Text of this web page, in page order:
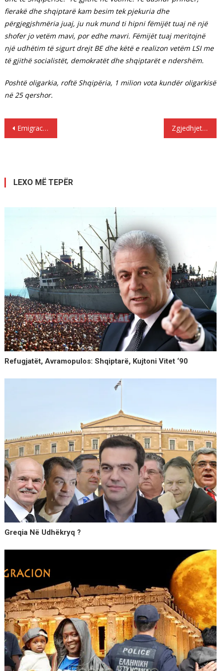
fierakë dhe shqiptarë kam besim tek pjekuria dhe
përgjegjshmëria juaj, ju nuk mund ti hipni fëmijët tuaj në një
shofer jo vetëm mavi, por edhe mavri. Fëmijët tuaj meritojnë
një udhëtim të sigurt drejt BE dhe këtë e realizon vetëm LSI me
të gjithë socialistët, demokratët dhe shqiptarët e ndershëm.
Poshtë oligarkia, roftë Shqipëria, 1 milion vota kundër oligarkisë
në 25 qershor.
Lëvizje
Emigracioni : Votat Rilindjes, ku ishte në këto 4 vite ? Zgjedhjet do monitorohen nga 330 vëzhgues të huaj, në 26 qershor japin opinionin
LEXO MË TEPËR
Refugjatët, Avramopulos: Shqiptarë, Kujtoni Vitet ‘90
Greqia Në Udhëkryq ?